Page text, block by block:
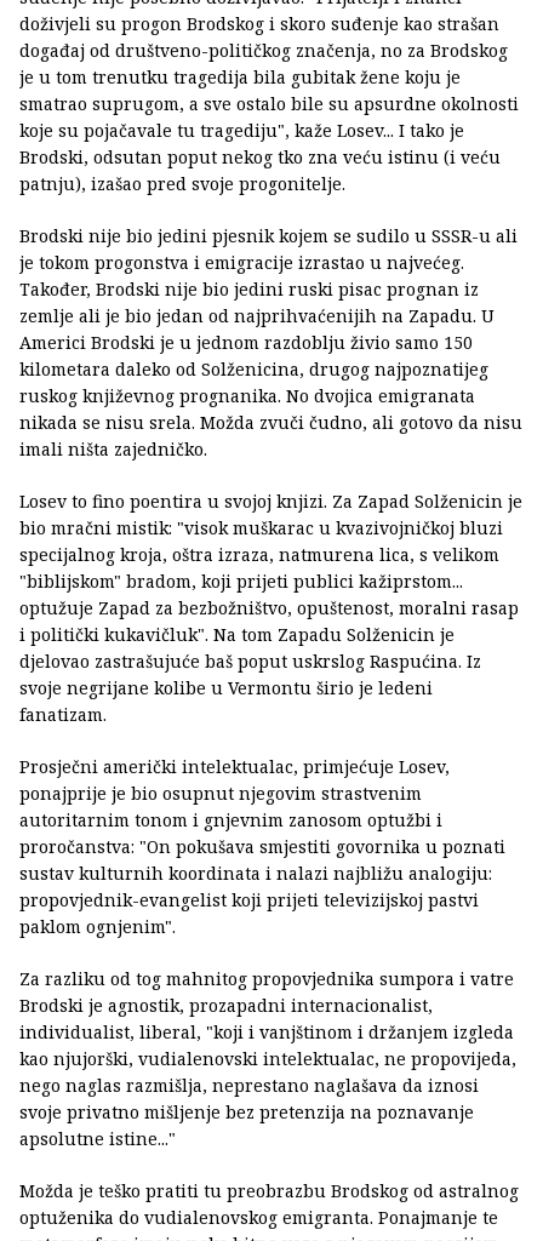
doživjeli su progon Brodskog i skoro suđenje kao strašan
događaj od društveno-političkog značenja, no za Brodskog
je u tom trenutku tragedija bila gubitak žene koju je
smatrao suprugom, a sve ostalo bile su apsurdne okolnosti
koje su pojačavale tu tragediju", kaže Losev... I tako je
Brodski, odsutan poput nekog tko zna veću istinu (i veću
patnju), izašao pred svoje progonitelje.
Brodski nije bio jedini pjesnik kojem se sudilo u SSSR-u ali
je tokom progonstva i emigracije izrastao u najvećeg.
Također, Brodski nije bio jedini ruski pisac prognan iz
zemlje ali je bio jedan od najprihvaćenijih na Zapadu. U
Americi Brodski je u jednom razdoblju živio samo 150
kilometara daleko od Solženicina, drugog najpoznatijeg
ruskog književnog prognanika. No dvojica emigranata
nikada se nisu srela. Možda zvuči čudno, ali gotovo da nisu
imali ništa zajedničko.
Losev to fino poentira u svojoj knjizi. Za Zapad Solženicin je
bio mračni mistik: "visok muškarac u kvazivojničkoj bluzi
specijalnog kroja, oštra izraza, natmurena lica, s velikom
"biblijskom" bradom, koji prijeti publici kažiprstom...
optužuje Zapad za bezbožništvo, opuštenost, moralni rasap
i politički kukavičluk". Na tom Zapadu Solženicin je
djelovao zastrašujuće baš poput uskrslog Raspućina. Iz
svoje negrijane kolibe u Vermontu širio je ledeni
fanatizam.
Prosječni američki intelektualac, primjećuje Losev,
ponajprije je bio osupnut njegovim strastvenim
autoritarnim tonom i gnjevnim zanosom optužbi i
proročanstva: "On pokušava smjestiti govornika u poznati
sustav kulturnih koordinata i nalazi najbližu analogiju:
propovjednik-evangelist koji prijeti televizijskoj pastvi
paklom ognjenim".
Za razliku od tog mahnitog propovjednika sumpora i vatre
Brodski je agnostik, prozapadni internacionalist,
individualist, liberal, "koji i vanjštinom i držanjem izgleda
kao njujorški, vudialenovski intelektualac, ne propovijeda,
nego naglas razmišlja, neprestano naglašava da iznosi
svoje privatno mišljenje bez pretenzija na poznavanje
apsolutne istine..."
Možda je teško pratiti tu preobrazbu Brodskog od astralnog
optuženika do vudialenovskog emigranta. Ponajmanje te